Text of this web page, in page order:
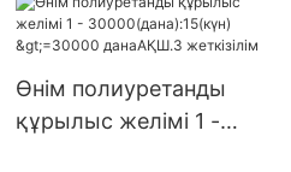
Өнім полиуретанды
құрылыс желімі 1 -